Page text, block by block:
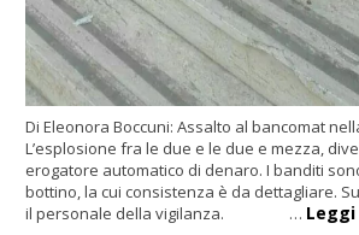
Di Eleonora Boccuni: Assalto al bancomat
L’esplosione fra le due e le due e mezza,
erogatore automatico di denaro. I banditi
bottino, la cui consistenza è da dettagliare.
il personale della vigilanza. …